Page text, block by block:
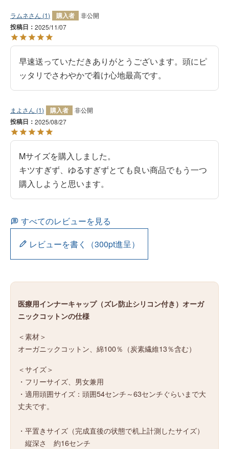
ラムネ 1 購入者 非公開
投稿日 2025/11/07
早速送っていただきありがとうございます。頭にピ
ッタリでさわやかで着け心地最高です。
まよ 1 購入者 非公開
投稿日 2025/08/27
Mサイズを購入しました。
キツすぎず、ゆるすぎずとても良い商品でもう一つ
購入しようと思います。
すべてのレビューを見る
レビューを書く（300pt進呈）
医療用インナーキャップ（ズレ防止シリコン付き）オーガ
ニックコットンの仕様
＜素材＞
オーガニックコットン、綿100％（炭素繊維13％含む）
＜サイズ＞
・フリーサイズ、男女兼用
・適用頭囲サイズ：頭囲54センチ～63センチぐらいまで大
丈夫です。
・平置きサイズ（完成直後の状態で机上計測したサイズ）
縦深さ 約16センチ